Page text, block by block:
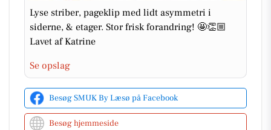
Lyse striber, pageklip med lidt asymmetri i
siderne, & etager. Stor frisk forandring! 🤩👏🏼
Lavet af Katrine
Se opslag
Besøg SMUK By Læsø på Facebook
Besøg hjemmeside